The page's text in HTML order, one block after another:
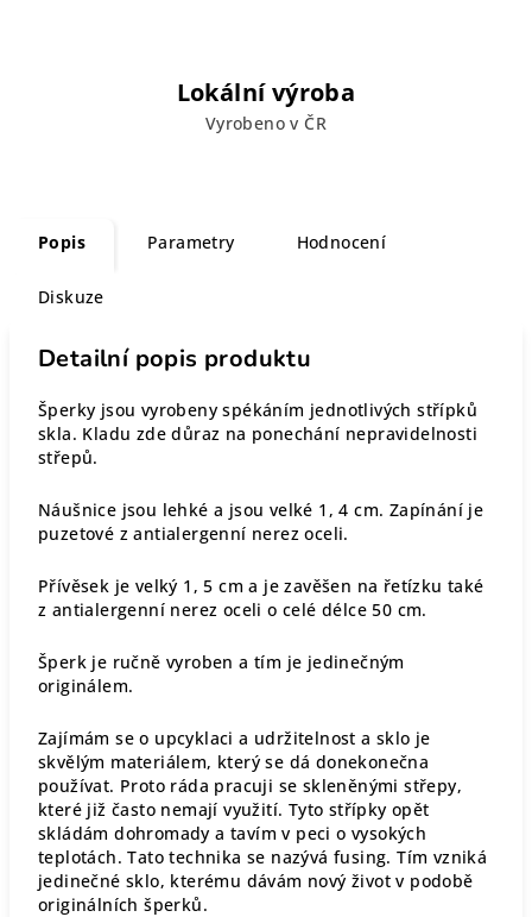
Lokální výroba
Vyrobeno v ČR
Popis Parametry Hodnocení
Diskuze
Detailní popis produktu
Šperky jsou vyrobeny spékáním jednotlivých střípků
skla. Kladu zde důraz na ponechání nepravidelnosti
střepů.
Náušnice jsou lehké a jsou velké 1, 4 cm. Zapínání je
puzetové z antialergenní nerez oceli.
Přívěsek je velký 1, 5 cm a je zavěšen na řetízku také
z antialergenní nerez oceli o celé délce 50 cm.
Šperk je ručně vyroben a tím je jedinečným
originálem.
Zajímám se o upcyklaci a udržitelnost a sklo je
skvělým materiálem, který se dá donekonečna
používat. Proto ráda pracuji se skleněnými střepy,
které již často nemají využití. Tyto střípky opět
skládám dohromady a tavím v peci o vysokých
teplotách. Tato technika se nazývá fusing. Tím vzniká
jedinečné sklo, kterému dávám nový život v podobě
originálních šperků.